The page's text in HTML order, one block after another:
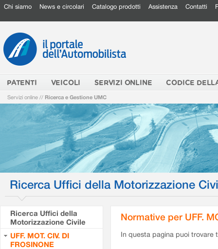
Chi siamo News e circolari Catalogo prodotti Assistenza Contatti
PATENTI VEICOLI SERVIZI ONLINE CODICE
Servizi online // Ricerca e Gestione UMC
Ricerca Uffici della Motorizzazione
Ricerca Uffici della
Motorizzazione Civile
UFF. MOT. CIV. DI
FROSINONE
Normative per UFF.
In questa pagina puoi